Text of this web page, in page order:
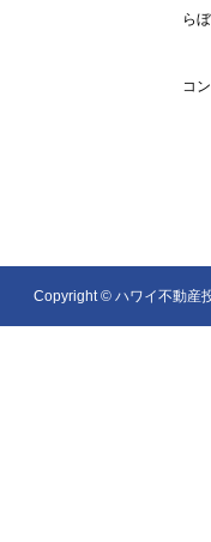
ら
コ
Copyright © ハワイ不動産